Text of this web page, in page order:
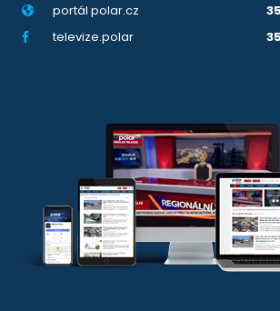
portál polar.cz
televize.polar